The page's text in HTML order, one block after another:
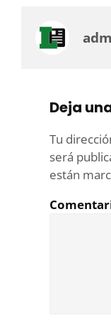
Deja
Tu
será
están